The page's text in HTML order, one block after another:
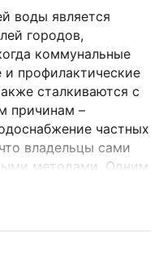
воды является
городов,
коммунальные
профилактические
сталкиваются с
причинам –
частных
владельцы сами
методами. Одним
является
типа, которые